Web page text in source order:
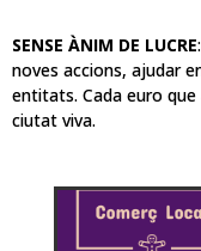
SENSE ÀNIM DE LUCRE
noves accions, ajudar
entitats. Cada euro
ciutat viva.